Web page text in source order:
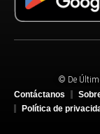
© De
Contáctanos
Política de